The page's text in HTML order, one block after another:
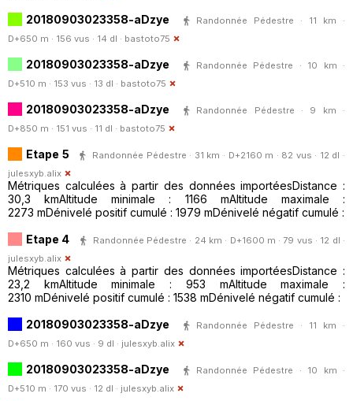
20180903023358-aDzye
Randonnée Pédestre · 11 km ·
D+650 m · 156 vus · 14 dl · bastoto75
20180903023358-aDzye
Randonnée Pédestre · 10 km ·
D+510 m · 153 vus · 13 dl · bastoto75
20180903023358-aDzye
Randonnée Pédestre · 9 km ·
D+850 m · 151 vus · 11 dl · bastoto75
Etape 5
Randonnée Pédestre · 31 km · D+2160 m · 82 vus · 12 dl ·
julesxyb.alix
Métriques calculées à partir des données importéesDistance :
30,3 kmAltitude minimale : 1166 mAltitude maximale :
2273 mDénivelé positif cumulé : 1979 mDénivelé négatif cumulé :
Etape 4
Randonnée Pédestre · 24 km · D+1600 m · 79 vus · 12 dl ·
julesxyb.alix
Métriques calculées à partir des données importéesDistance :
23,2 kmAltitude minimale : 953 mAltitude maximale :
2310 mDénivelé positif cumulé : 1538 mDénivelé négatif cumulé :
20180903023358-aDzye
Randonnée Pédestre · 11 km ·
D+650 m · 160 vus · 9 dl · julesxyb.alix
20180903023358-aDzye
Randonnée Pédestre · 10 km ·
D+510 m · 170 vus · 12 dl · julesxyb.alix